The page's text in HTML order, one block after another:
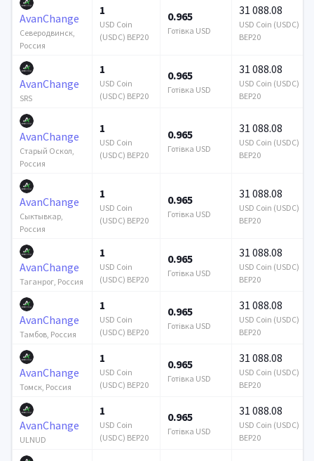
AvanChange
Северодвинск,
Россия
1
USD Coin
(USDC) BEP20
0.965
Готівка USD
31 088.08
USD Coin (USDC)
BEP20
AvanChange
SRS
1
USD Coin
(USDC) BEP20
0.965
Готівка USD
31 088.08
USD Coin (USDC)
BEP20
AvanChange
Старый Оскол,
Россия
1
USD Coin
(USDC) BEP20
0.965
Готівка USD
31 088.08
USD Coin (USDC)
BEP20
AvanChange
Сыктывкар,
Россия
1
USD Coin
(USDC) BEP20
0.965
Готівка USD
31 088.08
USD Coin (USDC)
BEP20
AvanChange
Таганрог, Россия
1
USD Coin
(USDC) BEP20
0.965
Готівка USD
31 088.08
USD Coin (USDC)
BEP20
AvanChange
Тамбов, Россия
1
USD Coin
(USDC) BEP20
0.965
Готівка USD
31 088.08
USD Coin (USDC)
BEP20
AvanChange
Томск, Россия
1
USD Coin
(USDC) BEP20
0.965
Готівка USD
31 088.08
USD Coin (USDC)
BEP20
AvanChange
ULNUD
1
USD Coin
(USDC) BEP20
0.965
Готівка USD
31 088.08
USD Coin (USDC)
BEP20